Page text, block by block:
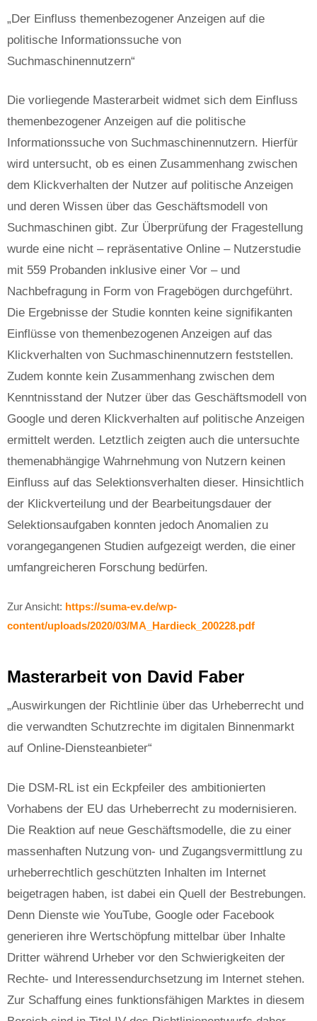
„Der Einfluss themenbezogener Anzeigen auf die
politische Informationssuche von
Suchmaschinennutzern“
Die vorliegende Masterarbeit widmet sich dem Einfluss
themenbezogener Anzeigen auf die politische
Informationssuche von Suchmaschinennutzern. Hierfür
wird untersucht, ob es einen Zusammenhang zwischen
dem Klickverhalten der Nutzer auf politische Anzeigen
und deren Wissen über das Geschäftsmodell von
Suchmaschinen gibt. Zur Überprüfung der Fragestellung
wurde eine nicht – repräsentative Online – Nutzerstudie
mit 559 Probanden inklusive einer Vor – und
Nachbefragung in Form von Fragebögen durchgeführt.
Die Ergebnisse der Studie konnten keine signifikanten
Einflüsse von themenbezogenen Anzeigen auf das
Klickverhalten von Suchmaschinennutzern feststellen.
Zudem konnte kein Zusammenhang zwischen dem
Kenntnisstand der Nutzer über das Geschäftsmodell von
Google und deren Klickverhalten auf politische Anzeigen
ermittelt werden. Letztlich zeigten auch die untersuchte
themenabhängige Wahrnehmung von Nutzern keinen
Einfluss auf das Selektionsverhalten dieser. Hinsichtlich
der Klickverteilung und der Bearbeitungsdauer der
Selektionsaufgaben konnten jedoch Anomalien zu
vorangegangenen Studien aufgezeigt werden, die einer
umfangreicheren Forschung bedürfen.
Zur Ansicht: https://suma-ev.de/wp-
content/uploads/2020/03/MA_Hardieck_200228.pdf
Masterarbeit von David Faber
„Auswirkungen der Richtlinie über das Urheberrecht und
die verwandten Schutzrechte im digitalen Binnenmarkt
auf Online-Diensteanbieter“
Die DSM-RL ist ein Eckpfeiler des ambitionierten
Vorhabens der EU das Urheberrecht zu modernisieren.
Die Reaktion auf neue Geschäftsmodelle, die zu einer
massenhaften Nutzung von- und Zugangsvermittlung zu
urheberrechtlich geschützten Inhalten im Internet
beigetragen haben, ist dabei ein Quell der Bestrebungen.
Denn Dienste wie YouTube, Google oder Facebook
generieren ihre Wertschöpfung mittelbar über Inhalte
Dritter während Urheber vor den Schwierigkeiten der
Rechte- und Interessendurchsetzung im Internet stehen.
Zur Schaffung eines funktionsfähigen Marktes in diesem